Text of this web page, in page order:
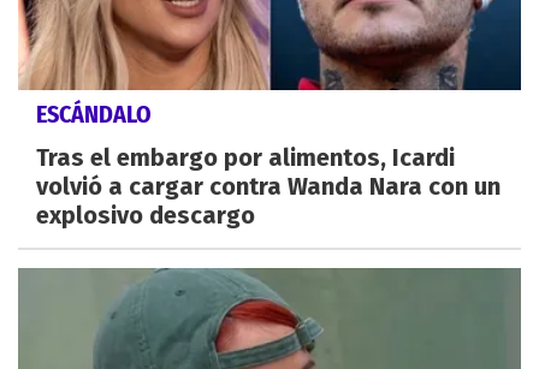
ESCÁNDALO
Tras el embargo por alimentos, Icardi
volvió a cargar contra Wanda Nara con un
explosivo descargo